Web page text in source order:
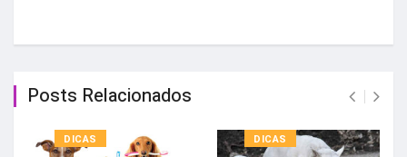
Posts Relacionados
DICAS DICAS